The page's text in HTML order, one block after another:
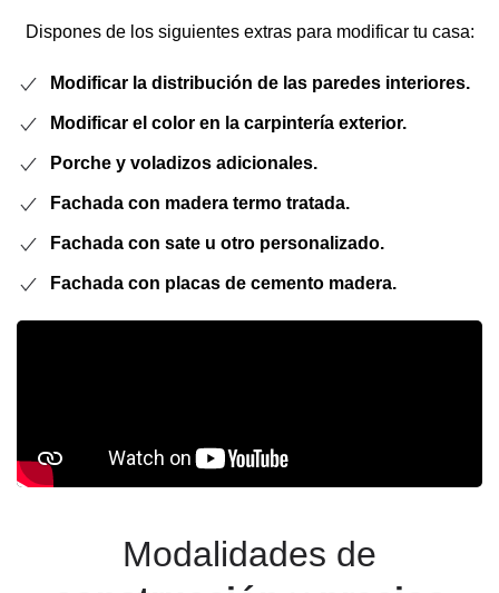
Dispones de los siguientes extras para modificar tu casa:
Modificar la distribución de las paredes interiores.
Modificar el color en la carpintería exterior.
Porche y voladizos adicionales.
Fachada con madera termo tratada.
Fachada con sate u otro personalizado.
Fachada con placas de cemento madera.
Modalidades de